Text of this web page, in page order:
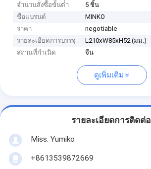
จำนวนสั่งซื้อขั้นต่ำ
5 ชิ้น
ชื่อแบรนด์
MINKO
ราคา
negotiable
รายละเอียดการบรรจุ
L210xW85xH52 (มม.)
สถานที่กำเนิด
จีน
ดูเพิ่มเติม
รายละเอียดการติดต่อ
Miss. Yumiko
+8613539872669